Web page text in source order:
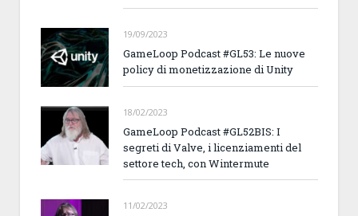
19/09/2023
GameLoop Podcast #GL53: Le nuove
policy di monetizzazione di Unity
18/02/2023
GameLoop Podcast #GL52BIS: I
segreti di Valve, i licenziamenti del
settore tech, con Wintermute
11/02/2023